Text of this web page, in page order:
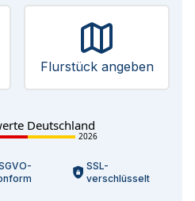
Flurstück angeben
Deutschland
2026
SSL-
verschlüsselt